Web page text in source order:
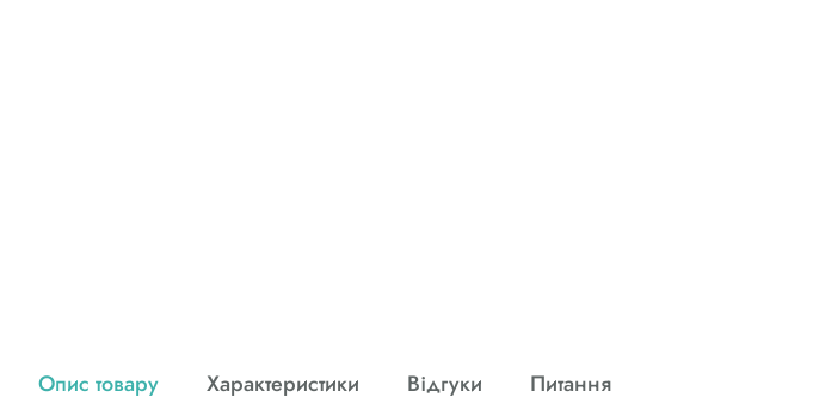
Опис товару Характеристики Відгуки Питання